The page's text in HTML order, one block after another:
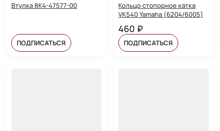
Втулка 8K4-47577-00
ПОДПИСАТЬСЯ
Кольцо стопорное катка
VK540 Yamaha (6204/6005)
460 ₽
ПОДПИСАТЬСЯ